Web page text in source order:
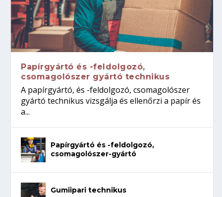
Papírgyártó és -feldolgozó,
csomagolószer gyártó technikus
A papírgyártó, és -feldolgozó, csomagolószer
gyártó technikus vizsgálja és ellenőrzi a papír és
a...
Papírgyártó és -feldolgozó,
csomagolószer-gyártó
Gumiipari technikus